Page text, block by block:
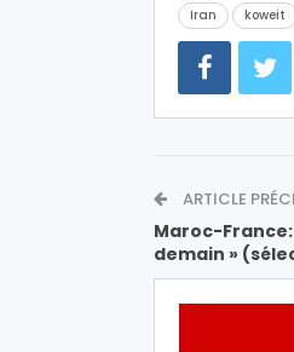
Iran
koweit
ARTICLE
Maroc-
demain »